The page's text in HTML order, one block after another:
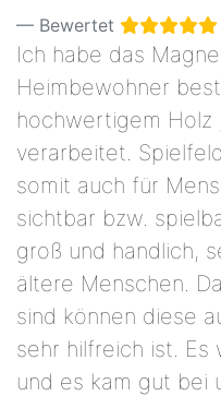
Bewertet
Ich habe das
Heimbewohner
hochwertigem Holz
verarbeitet.
somit auch für
sichtbar bzw.
groß und handlich,
ältere Menschen.
sind können diese
sehr hilfreich ist.
und es kam gut bei